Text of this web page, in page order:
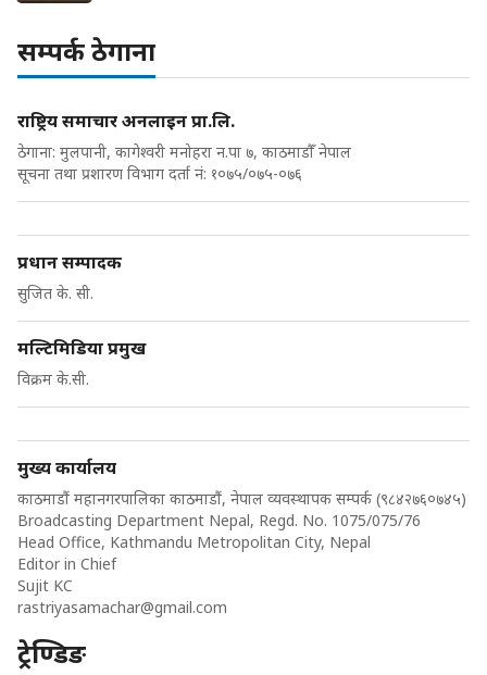
सम्पर्क ठेगाना
राष्ट्रिय समाचार अनलाइन प्रा.लि.
ठेगाना: मुलपानी, कागेश्वरी मनोहरा न.पा ७, काठमाडौँ नेपाल
सूचना तथा प्रशारण विभाग दर्ता नं: १०७५/०७५-०७६
प्रधान सम्पादक
सुजित के. सी.
मल्टिमिडिया प्रमुख
विक्रम के.सी.
मुख्य कार्यालय
काठमाडौं महानगरपालिका काठमाडौं, नेपाल व्यवस्थापक सम्पर्क (९८४२७६०७४५)
Broadcasting Department Nepal, Regd. No. 1075/075/76
Head Office, Kathmandu Metropolitan City, Nepal
Editor in Chief
Sujit KC
rastriyasamachar@gmail.com
ट्रेण्डिङ